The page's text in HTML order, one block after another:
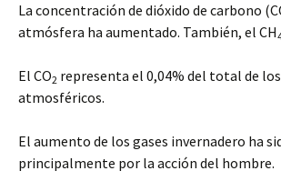
La concentración de dióxido de carbono
atmósfera ha aumentado. También, el CH
El CO2 representa el 0,04% del total de
atmosféricos.
El aumento de los gases invernadero ha
principalmente por la acción del hombre.